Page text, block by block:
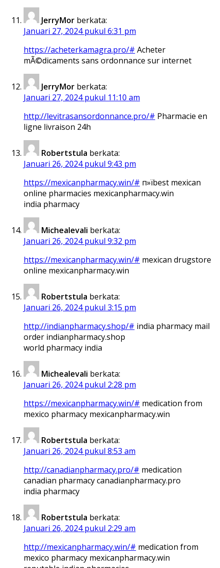
JerryMor berkata:
Januari 27, 2024 pukul 6:31 pm
https://acheterkamagra.pro/# Acheter
mÃ©dicaments sans ordonnance sur internet
JerryMor berkata:
Januari 27, 2024 pukul 11:10 am
http://levitrasansordonnance.pro/# Pharmacie en
ligne livraison 24h
Robertstula berkata:
Januari 26, 2024 pukul 9:43 pm
https://mexicanpharmacy.win/# п»їbest mexican
online pharmacies mexicanpharmacy.win
india pharmacy
Michealevali berkata:
Januari 26, 2024 pukul 9:32 pm
https://mexicanpharmacy.win/# mexican drugstore
online mexicanpharmacy.win
Robertstula berkata:
Januari 26, 2024 pukul 3:15 pm
http://indianpharmacy.shop/# india pharmacy mail
order indianpharmacy.shop
world pharmacy india
Michealevali berkata:
Januari 26, 2024 pukul 2:28 pm
https://mexicanpharmacy.win/# medication from
mexico pharmacy mexicanpharmacy.win
Robertstula berkata:
Januari 26, 2024 pukul 8:53 am
http://canadianpharmacy.pro/# medication
canadian pharmacy canadianpharmacy.pro
india pharmacy
Robertstula berkata:
Januari 26, 2024 pukul 2:29 am
http://mexicanpharmacy.win/# medication from
mexico pharmacy mexicanpharmacy.win